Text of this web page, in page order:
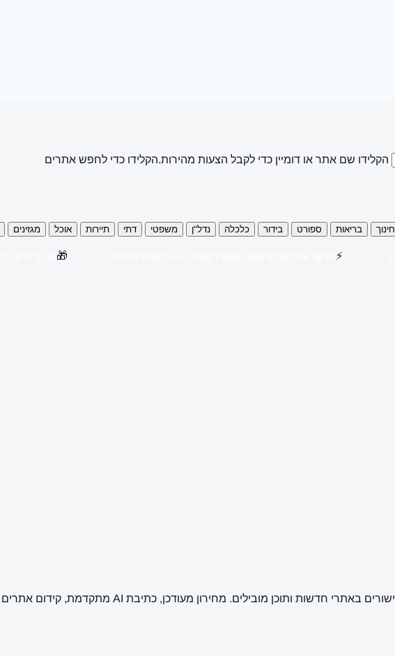
הקלידו שם אתר או דומיין כדי לקבל הצעות מהירות.הקלידו כדי לחפש אתרים
חינוך בריאות ספורט בידור כלכלה נדל"ן משפטי דתי תיירות אוכל מגזינים
⚡
🎁